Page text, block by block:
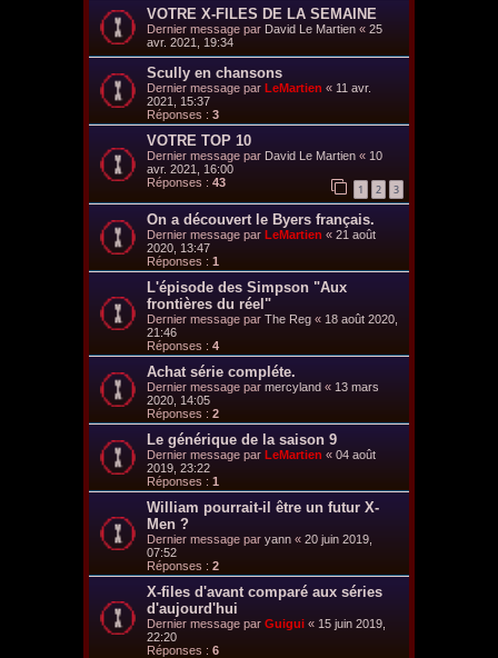
VOTRE X-FILES DE LA SEMAINE
Dernier message par David Le Martien « 25
avr. 2021, 19:34
Scully en chansons
Dernier message par LeMartien « 11 avr.
2021, 15:37
Réponses : 3
VOTRE TOP 10
Dernier message par David Le Martien « 10
avr. 2021, 16:00
Réponses : 43 1 2 3
On a découvert le Byers français.
Dernier message par LeMartien « 21 août
2020, 13:47
Réponses : 1
L'épisode des Simpson "Aux
frontières du réel"
Dernier message par The Reg « 18 août 2020,
21:46
Réponses : 4
Achat série compléte.
Dernier message par mercyland « 13 mars
2020, 14:05
Réponses : 2
Le générique de la saison 9
Dernier message par LeMartien « 04 août
2019, 23:22
Réponses : 1
William pourrait-il être un futur X-
Men ?
Dernier message par yann « 20 juin 2019,
07:52
Réponses : 2
X-files d'avant comparé aux séries
d'aujourd'hui
Dernier message par Guigui « 15 juin 2019,
22:20
Réponses : 6